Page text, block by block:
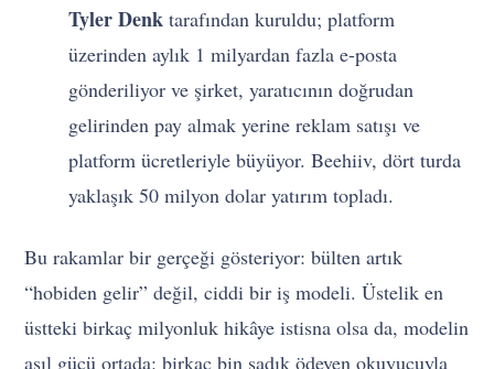
Tyler Denk tarafından kuruldu; platform
üzerinden aylık 1 milyardan fazla e-posta
gönderiliyor ve şirket, yaratıcının doğrudan
gelirinden pay almak yerine reklam satışı ve
platform ücretleriyle büyüyor. Beehiiv, dört turda
yaklaşık 50 milyon dolar yatırım topladı.
Bu rakamlar bir gerçeği gösteriyor: bülten artık
“hobiden gelir” değil, ciddi bir iş modeli. Üstelik en
üstteki birkaç milyonluk hikâye istisna olsa da, modelin
asıl gücü ortada: birkaç bin sadık ödeyen okuyucuyla